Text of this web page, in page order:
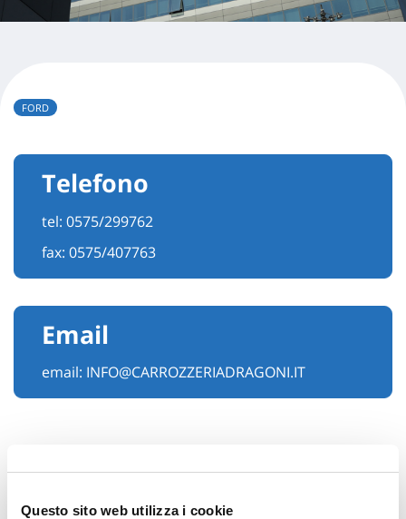
Questo sito web utilizza i cookie
FORD
Telefono
tel: 0575/299762
fax: 0575/407763
Email
email: INFO@CARROZZERIADRAGONI.IT